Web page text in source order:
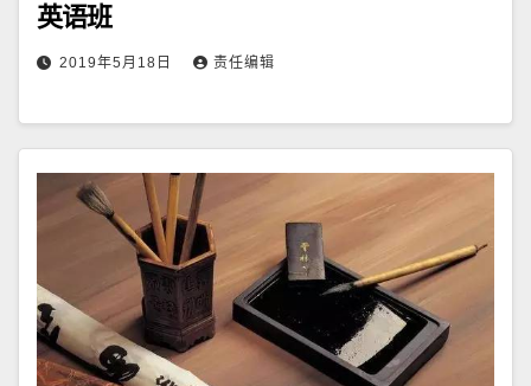
英语班
2019年5月18日 责任编辑